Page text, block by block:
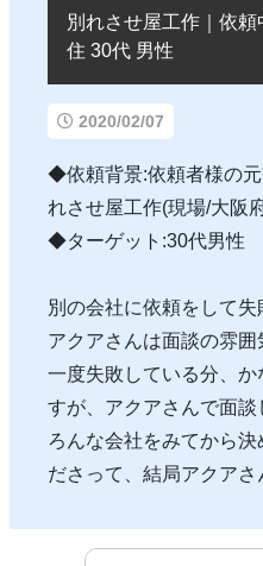
別れさせ屋工作｜依頼
住 30代 男性
2020/02/07
◆依頼背景:依頼者様の
れさせ屋工作(現場/大阪
◆ターゲット:30代男性
別の会社に依頼をして失
アクアさんは面談の雰囲
一度失敗している分、
すが、アクアさんで面
ろんな会社をみてから決
ださって、結局アクアさ